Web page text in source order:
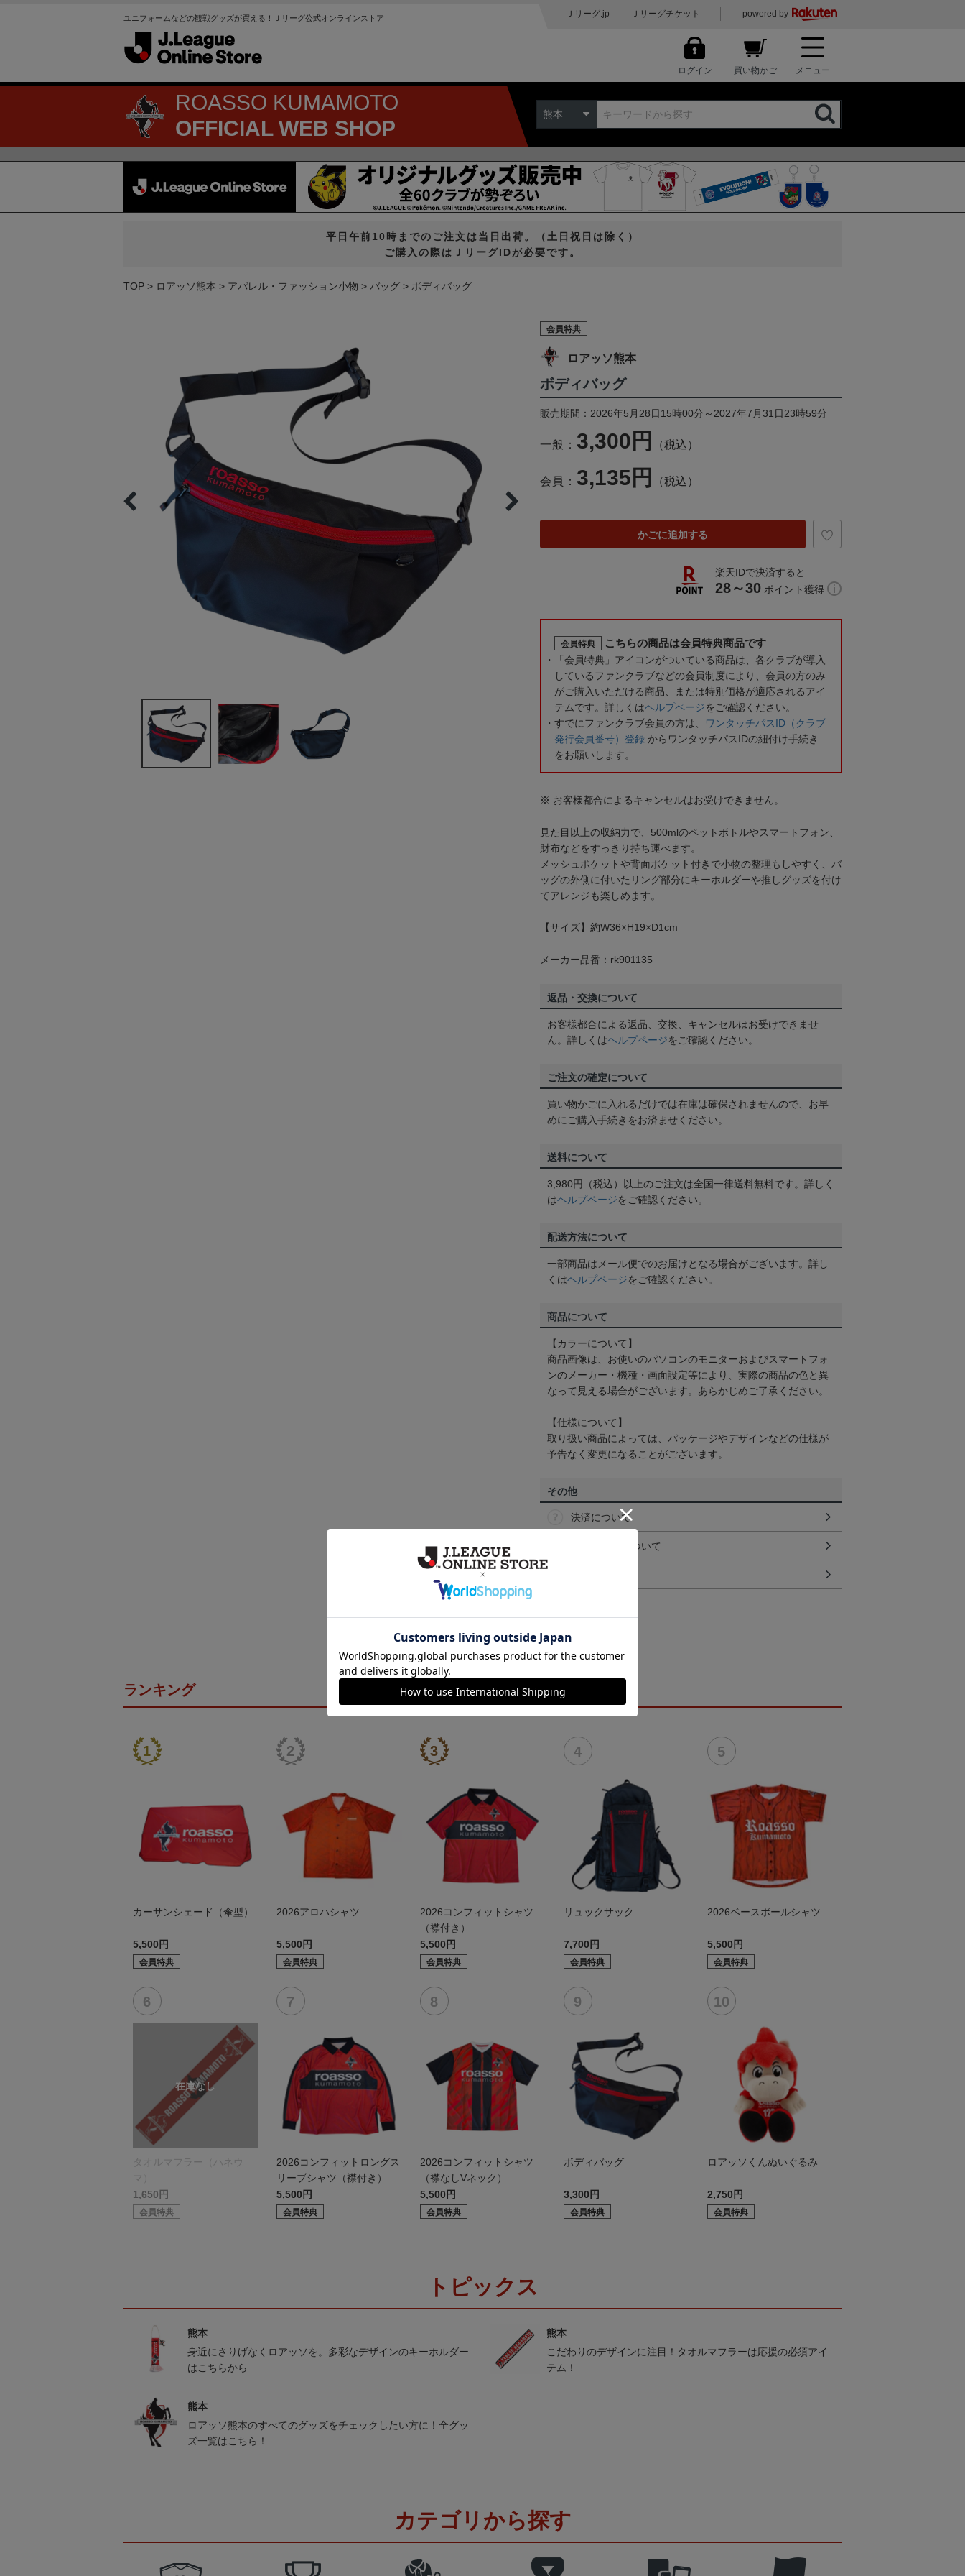
ユニフォームなどの観戦グッズが買える！Ｊリーグ公式オンラインストア Ｊリーグ.jp Ｊリーグチケット powered by
ログイン 買い物かご メニュー
ROASSO KUMAMOTO
OFFICIAL WEB SHOP
熊本
平日午前10時までのご注文は当日出荷。（土日祝日は除く）
ご購入の際はＪリーグIDが必要です。
TOP ロアッソ熊本 アパレル・ファッション小物 バッグ ボディバッグ
会員特典
ロアッソ熊本
ボディバッグ
販売期間：2026年5月28日15時00分～2027年7月31日23時59分
一般： 3,300円 （税込）
会員： 3,135円 （税込）
かごに追加する
楽天IDで決済すると
28～30 ポイント獲得
会員特典 こちらの商品は会員特典商品です
「会員特典」アイコンがついている商品は、各クラブが導入
しているファンクラブなどの会員制度により、会員の方のみ
がご購入いただける商品、または特別価格が適応されるアイ
テムです。詳しくはヘルプページをご確認ください。
すでにファンクラブ会員の方は、
ワンタッチパスID（クラブ
発行会員番号）登録 からワンタッチパスIDの紐付け手続き
をお願いします。
※ お客様都合によるキャンセルはお受けできません。
見た目以上の収納力で、500mlのペットボトルやスマートフォン、
財布などをすっきり持ち運べます。
メッシュポケットや背面ポケット付きで小物の整理もしやすく、バ
ッグの外側に付いたリング部分にキーホルダーや推しグッズを付け
てアレンジも楽しめます。
【サイズ】約W36×H19×D1cm
メーカー品番：rk901135
返品・交換について
お客様都合による返品、交換、キャンセルはお受けできませ
ん。詳しくはヘルプページをご確認ください。
ご注文の確定について
買い物かごに入れるだけでは在庫は確保されませんので、お早
めにご購入手続きをお済ませください。
送料について
3,980円（税込）以上のご注文は全国一律送料無料です。詳しく
はヘルプページをご確認ください。
配送方法について
一部商品はメール便でのお届けとなる場合がございます。詳し
くはヘルプページをご確認ください。
商品について
【カラーについて】
商品画像は、お使いのパソコンのモニターおよびスマートフォ
ンのメーカー・機種・画面設定等により、実際の商品の色と異
なって見える場合がございます。あらかじめご了承ください。
【仕様について】
取り扱い商品によっては、パッケージやデザインなどの仕様が
予告なく変更になることがございます。
その他
決済について
ギフト対応について
ランキング
カーサンシェード（傘型）
5,500円
会員特典
2026アロハシャツ
5,500円
会員特典
2026コンフィットシャツ
（襟付き）
5,500円
会員特典
リュックサック
7,700円
会員特典
2026ベースボールシャツ
5,500円
会員特典
タオルマフラー（ハネウ
マ）
1,650円
会員特典
2026コンフィットロングス
リーブシャツ（襟付き）
5,500円
会員特典
2026コンフィットシャツ
（襟なしVネック）
5,500円
会員特典
ボディバッグ
3,300円
会員特典
ロアッソくんぬいぐるみ
2,750円
会員特典
トピックス
熊本
身近にさりげなくロアッソを。多彩なデザインのキーホルダー
はこちらから
熊本
こだわりのデザインに注目！タオルマフラーは応援の必須アイ
テム！
熊本
ロアッソ熊本のすべてのグッズをチェックしたい方に！全グッ
ズ一覧はこちら！
カテゴリから探す